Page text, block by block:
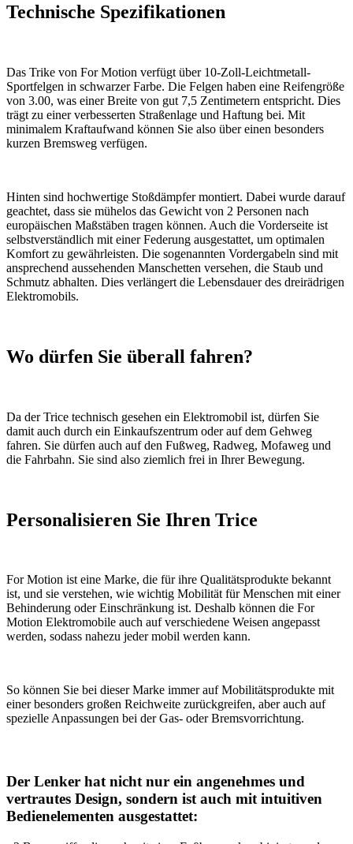
Technische Spezifikationen
Das Trike von For Motion verfügt über 10-Zoll-Leichtmetall-
Sportfelgen in schwarzer Farbe. Die Felgen haben eine Reifengröße
von 3.00, was einer Breite von gut 7,5 Zentimetern entspricht. Dies
trägt zu einer verbesserten Straßenlage und Haftung bei. Mit
minimalem Kraftaufwand können Sie also über einen besonders
kurzen Bremsweg verfügen.
Hinten sind hochwertige Stoßdämpfer montiert. Dabei wurde darauf
geachtet, dass sie mühelos das Gewicht von 2 Personen nach
europäischen Maßstäben tragen können. Auch die Vorderseite ist
selbstverständlich mit einer Federung ausgestattet, um optimalen
Komfort zu gewährleisten. Die sogenannten Vordergabeln sind mit
ansprechend aussehenden Manschetten versehen, die Staub und
Schmutz abhalten. Dies verlängert die Lebensdauer des dreirädrigen
Elektromobils.
Wo dürfen Sie überall fahren?
Da der Trice technisch gesehen ein Elektromobil ist, dürfen Sie
damit auch durch ein Einkaufszentrum oder auf dem Gehweg
fahren. Sie dürfen auch auf den Fußweg, Radweg, Mofaweg und
die Fahrbahn. Sie sind also ziemlich frei in Ihrer Bewegung.
Personalisieren Sie Ihren Trice
For Motion ist eine Marke, die für ihre Qualitätsprodukte bekannt
ist, und sie verstehen, wie wichtig Mobilität für Menschen mit einer
Behinderung oder Einschränkung ist. Deshalb können die For
Motion Elektromobile auch auf verschiedene Weisen angepasst
werden, sodass nahezu jeder mobil werden kann.
So können Sie bei dieser Marke immer auf Mobilitätsprodukte mit
einer besonders großen Reichweite zurückgreifen, aber auch auf
spezielle Anpassungen bei der Gas- oder Bremsvorrichtung.
Der Lenker hat nicht nur ein angenehmes und
vertrautes Design, sondern ist auch mit intuitiven
Bedienelementen ausgestattet: